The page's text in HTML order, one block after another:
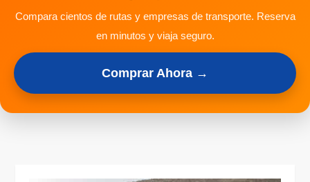
Compara cientos de rutas y empresas de transporte. Reserva
en minutos y viaja seguro.
Comprar Ahora →